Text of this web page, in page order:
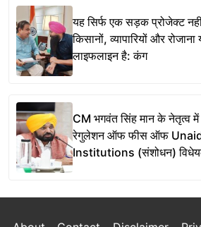
यह सिर्फ एक सड़क प्रोजेक्ट
किसानों, व्यापारियों और
लाइफलाइन है: कंग
CM भगवंत सिंह मान के नेतृत्व में
रेगुलेशन ऑफ फीस ऑफ
Institutions (संशोधन)